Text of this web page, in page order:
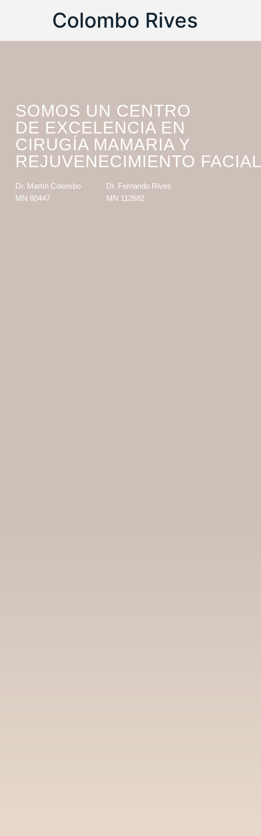
Colombo Rives
SOMOS UN CENTRO
DE EXCELENCIA EN
CIRUGÍA MAMARIA Y
REJUVENECIMIENTO FACIAL
Dr. Martín Colombo
MN 80447
Dr. Fernando Rives
MN 112682